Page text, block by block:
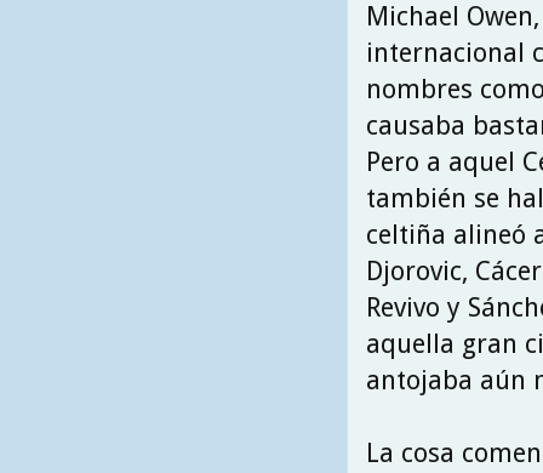
Michael
internacional
nombres
causaba
Pero a aquel
también se
celtiña alineó
Djorovic,
Revivo y
aquella gran
antojaba aún
La cosa